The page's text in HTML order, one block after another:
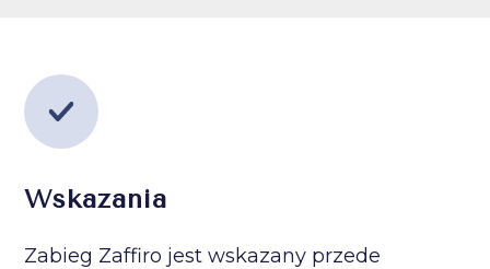
Wskazania
Zabieg Zaffiro jest wskazany przede